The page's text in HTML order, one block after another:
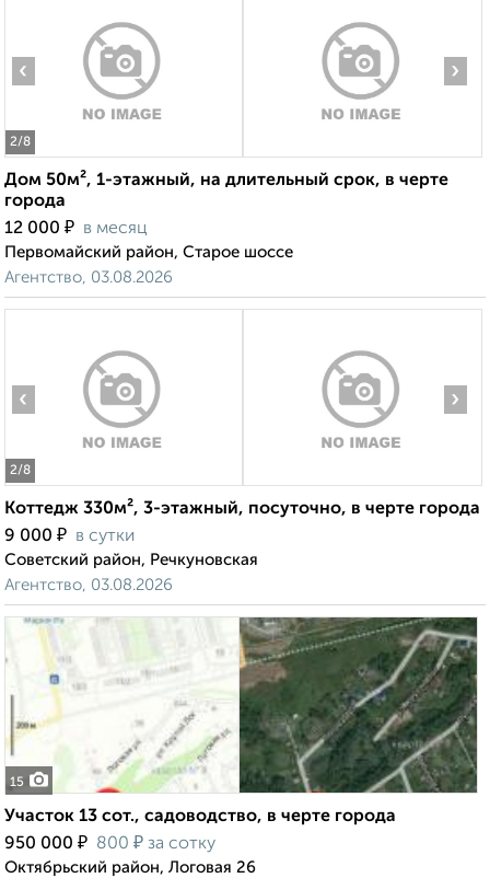
2/8
‹ ›
Дом 50м², 1-этажный, на длительный срок, в черте
города
12 000 ₽ в месяц
Первомайский район, Старое шоссе
Агентство, 03.08.2026
2/8
‹ ›
Коттедж 330м², 3-этажный, посуточно, в черте города
9 000 ₽ в сутки
Советский район, Речкуновская
Агентство, 03.08.2026
15
Участок 13 сот., садоводство, в черте города
950 000 ₽ 800 ₽ за сотку
Октябрьский район, Логовая 26